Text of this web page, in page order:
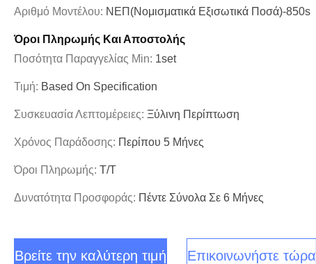
Αριθμό Μοντέλου: ΝΕΠ(Νομισματικά Εξισωτικά Ποσά)-850s
Όροι Πληρωμής Και Αποστολής
Ποσότητα Παραγγελίας Min: 1set
Τιμή: Based On Specification
Συσκευασία Λεπτομέρειες: Ξύλινη Περίπτωση
Χρόνος Παράδοσης: Περίπου 5 Μήνες
Όροι Πληρωμής: T/T
Δυνατότητα Προσφοράς: Πέντε Σύνολα Σε 6 Μήνες
Βρείτε την καλύτερη τιμή Επικοινωνήστε τώρα